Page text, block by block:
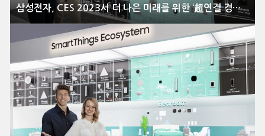
삼성전자, CES 2023서 더 나은 미래를 위한 ‘超연결 경험’ 대거 선보여